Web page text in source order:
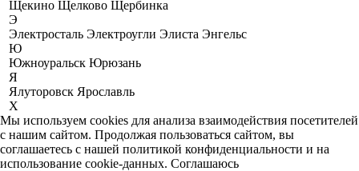
Щекино Щелково Щербинка
Э
Электросталь Электроугли Элиста Энгельс
Ю
Южноуральск Юрюзань
Я
Ялуторовск Ярославль
X
Мы используем cookies для анализа взаимодействия посетителей
с нашим сайтом. Продолжая пользоваться сайтом, вы
соглашаетесь с нашей политикой конфиденциальности и на
использование cookie-данных. Соглашаюсь